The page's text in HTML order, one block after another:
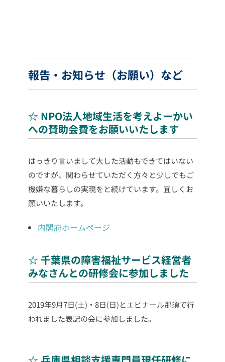
報告・お知らせ（お願い）など
☆ NPO法人地域生活を考えよーかい
への賛助会費をお願いいたします
はっきり言いまして大した活動もできてはいない
のですが、関わらせていただく方々と少しでもご
機嫌な暮らしの実現をと続けています。宜しくお
願いいたします。
内閣府ホームページ
☆ 千葉県の障害福祉サービス経営者
みなさんとの研修会に参加しました
2019年9月7日(土)・8日(日)とエピナール那須で行
われました表記の会に参加しました。